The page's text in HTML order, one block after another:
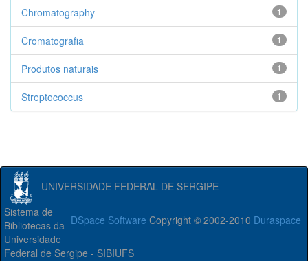
1
Chromatography
1
Cromatografia
1
Produtos naturais
1
Streptococcus
UNIVERSIDADE FEDERAL DE SERGIPE
DSpace Software Copyright © 2002-2010 Duraspace
Sistema de
Bibliotecas da
Universidade
Federal de Sergipe - SIBIUFS